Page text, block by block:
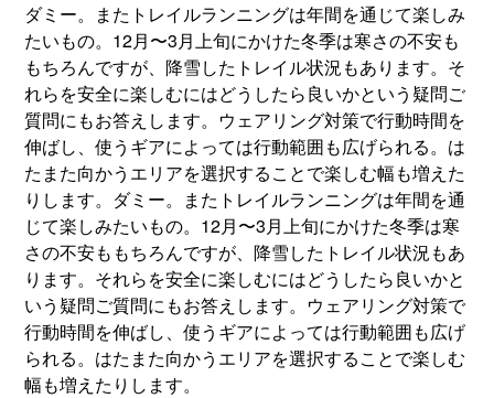
ダミー。またトレイルランニングは年間を通じて楽しみ
たいもの。12月〜3月上旬にかけた冬季は寒さの不安も
もちろんですが、降雪したトレイル状況もあります。そ
れらを安全に楽しむにはどうしたら良いかという疑問ご
質問にもお答えします。ウェアリング対策で行動時間を
伸ばし、使うギアによっては行動範囲も広げられる。は
たまた向かうエリアを選択することで楽しむ幅も増えた
りします。ダミー。またトレイルランニングは年間を通
じて楽しみたいもの。12月〜3月上旬にかけた冬季は寒
さの不安ももちろんですが、降雪したトレイル状況もあ
ります。それらを安全に楽しむにはどうしたら良いかと
いう疑問ご質問にもお答えします。ウェアリング対策で
行動時間を伸ばし、使うギアによっては行動範囲も広げ
られる。はたまた向かうエリアを選択することで楽しむ
幅も増えたりします。